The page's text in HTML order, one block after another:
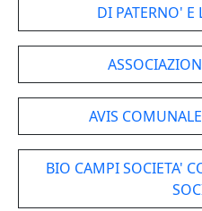
DI PATERNO' E
AVIS
BIO CAMPI SOCIETA'